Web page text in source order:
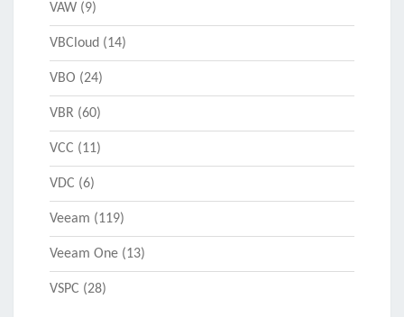
VAW (9)
VBCloud (14)
VBO (24)
VBR (60)
VCC (11)
VDC (6)
Veeam (119)
Veeam One (13)
VSPC (28)